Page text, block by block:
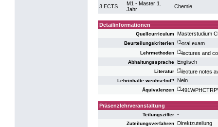
3 ECTS
M1 - Master 1.
Jahr
Chemie
Detailinformationen
Quellcurriculum Masterstudium
Beurteilungskriterien (*)oral exam
Lehrmethoden (*)lectures and
Abhaltungssprache Englisch
Literatur (*)lecture notes
Lehrinhalte wechselnd? Nein
Äquivalenzen (*)
Präsenzlehrveranstaltung
Teilungsziffer -
Zuteilungsverfahren Direktzuteilung